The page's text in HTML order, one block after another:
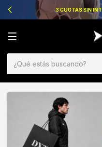
3 CUOTAS SIN